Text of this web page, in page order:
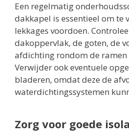
Een regelmatig
dakkapel is essentieel om te
lekkages voordoen.
dakoppervlak, de goten, de
afdichting rondom de ramen
Verwijder ook eventuele
bladeren, omdat deze de
waterdichtingssystemen
Zorg voor goede